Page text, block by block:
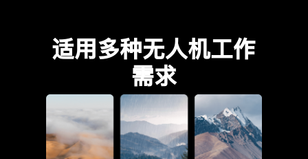
适用多种无人机工作
需求